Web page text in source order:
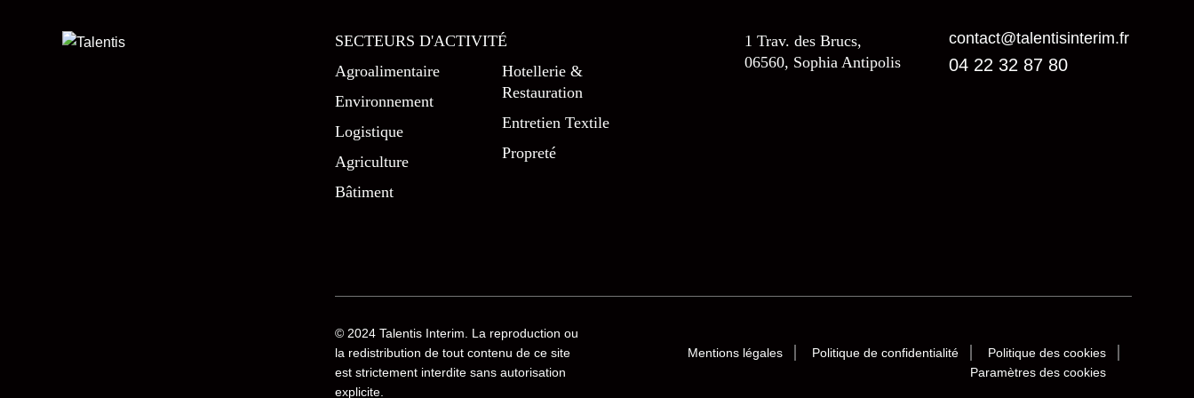
SECTEURS D'ACTIVITÉ
Agroalimentaire
Environnement
Logistique
Agriculture
Bâtiment
Hotellerie &
Restauration
Entretien Textile
Propreté
1 Trav. des Brucs,
06560, Sophia Antipolis
04 22 32 87 80
contact@talentisinterim.fr
© 2024 Talentis Interim . La reproduction ou
la redistribution de tout contenu de ce site
est strictement interdite sans autorisation
explicite.
Mentions légales Politique de confidentialité
Politique des cookies
Paramètres des cookies